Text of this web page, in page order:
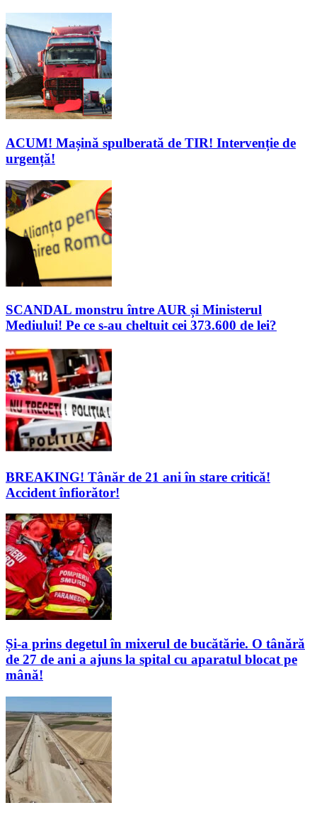
ACUM! Mașină spulberată de TIR! Intervenție de
urgență!
SCANDAL monstru între AUR și Ministerul
Mediului! Pe ce s-au cheltuit cei 373.600 de lei?
BREAKING! Tânăr de 21 ani în stare critică!
Accident înfiorător!
Și-a prins degetul în mixerul de bucătărie. O tânără
de 27 de ani a ajuns la spital cu aparatul blocat pe
mână!